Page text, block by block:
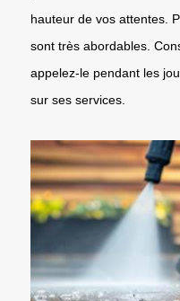
hauteur de vos attentes.
sont très abordables.
appelez-le pendant les
sur ses services.